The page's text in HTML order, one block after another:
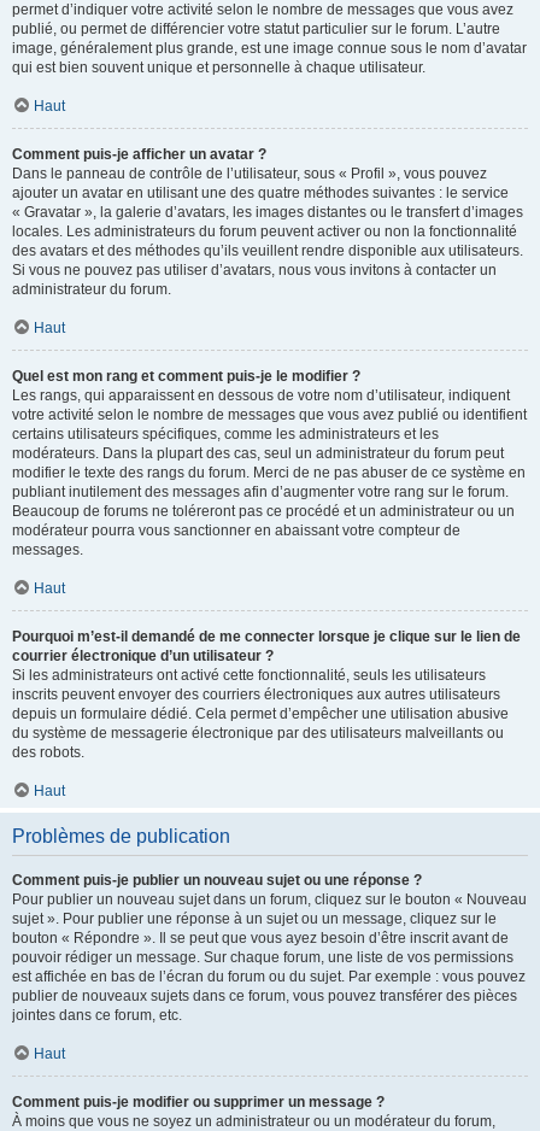
permet d’indiquer votre activité selon le nombre de messages que vous avez
publié, ou permet de différencier votre statut particulier sur le forum. L’autre
image, généralement plus grande, est une image connue sous le nom d’avatar
qui est bien souvent unique et personnelle à chaque utilisateur.
Haut
Comment puis-je afficher un avatar ?
Dans le panneau de contrôle de l’utilisateur, sous « Profil », vous pouvez
ajouter un avatar en utilisant une des quatre méthodes suivantes : le service
« Gravatar », la galerie d’avatars, les images distantes ou le transfert d’images
locales. Les administrateurs du forum peuvent activer ou non la fonctionnalité
des avatars et des méthodes qu’ils veuillent rendre disponible aux utilisateurs.
Si vous ne pouvez pas utiliser d’avatars, nous vous invitons à contacter un
administrateur du forum.
Haut
Quel est mon rang et comment puis-je le modifier ?
Les rangs, qui apparaissent en dessous de votre nom d’utilisateur, indiquent
votre activité selon le nombre de messages que vous avez publié ou identifient
certains utilisateurs spécifiques, comme les administrateurs et les
modérateurs. Dans la plupart des cas, seul un administrateur du forum peut
modifier le texte des rangs du forum. Merci de ne pas abuser de ce système en
publiant inutilement des messages afin d’augmenter votre rang sur le forum.
Beaucoup de forums ne toléreront pas ce procédé et un administrateur ou un
modérateur pourra vous sanctionner en abaissant votre compteur de
messages.
Haut
Pourquoi m’est-il demandé de me connecter lorsque je clique sur le lien de
courrier électronique d’un utilisateur ?
Si les administrateurs ont activé cette fonctionnalité, seuls les utilisateurs
inscrits peuvent envoyer des courriers électroniques aux autres utilisateurs
depuis un formulaire dédié. Cela permet d’empêcher une utilisation abusive
du système de messagerie électronique par des utilisateurs malveillants ou
des robots.
Haut
Problèmes de publication
Comment puis-je publier un nouveau sujet ou une réponse ?
Pour publier un nouveau sujet dans un forum, cliquez sur le bouton « Nouveau
sujet ». Pour publier une réponse à un sujet ou un message, cliquez sur le
bouton « Répondre ». Il se peut que vous ayez besoin d’être inscrit avant de
pouvoir rédiger un message. Sur chaque forum, une liste de vos permissions
est affichée en bas de l’écran du forum ou du sujet. Par exemple : vous pouvez
publier de nouveaux sujets dans ce forum, vous pouvez transférer des pièces
jointes dans ce forum, etc.
Haut
Comment puis-je modifier ou supprimer un message ?
À moins que vous ne soyez un administrateur ou un modérateur du forum,